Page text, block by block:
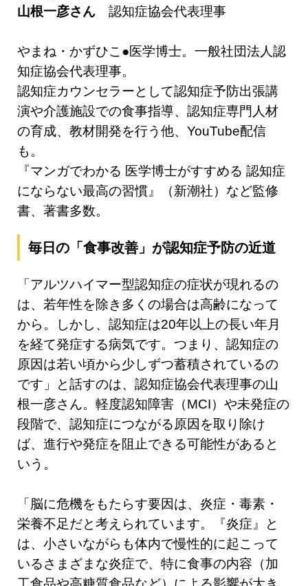
山根一彦さん 認知症協会代表理事
やまね・かずひこ●医学博士。一般社団法人認
知症協会代表理事。
認知症カウンセラーとして認知症予防出張講
演や介護施設での食事指導、認知症専門人材
の育成、教材開発を行う他、YouTube配信
も。
『マンガでわかる 医学博士がすすめる 認知症
にならない最高の習慣』（新潮社）など監修
書、著書多数。
毎日の「食事改善」が認知症予防の近道
「アルツハイマー型認知症の症状が現れるの
は、若年性を除き多くの場合は高齢になって
から。しかし、認知症は20年以上の長い年月
を経て発症する病気です。つまり、認知症の
原因は若い頃から少しずつ蓄積されているの
です」と話すのは、認知症協会代表理事の山
根一彦さん。軽度認知障害（MCI）や未発症の
段階で、認知症につながる原因を取り除け
ば、進行や発症を阻止できる可能性があると
いう。
「脳に危機をもたらす要因は、炎症・毒素・
栄養不足だと考えられています。『炎症』と
は、小さいながらも体内で慢性的に起こって
いるさまざまな炎症で、特に食事の内容（加